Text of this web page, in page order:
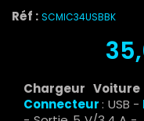
Réf : SCMIC34USBBK
Chargeur
Connecteur: USB -